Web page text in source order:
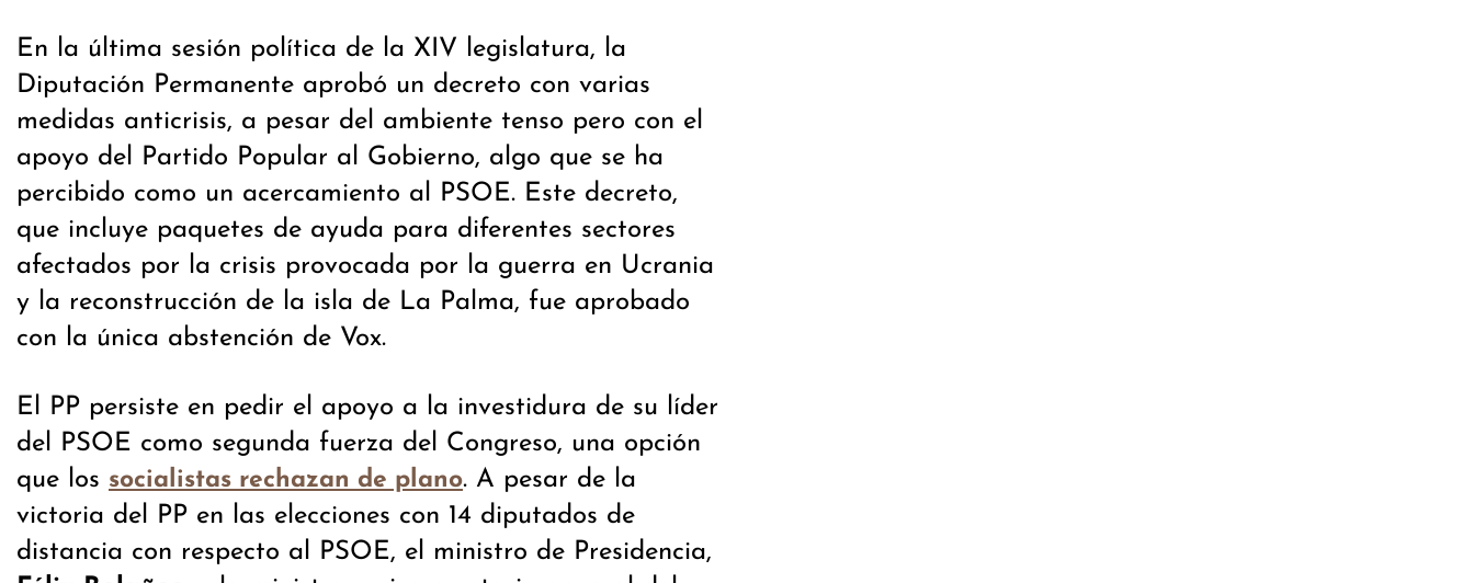
En la última sesión política de la XIV legislatura, la
Diputación Permanente aprobó un decreto con varias
medidas anticrisis, a pesar del ambiente tenso pero con el
apoyo del Partido Popular al Gobierno, algo que se ha
percibido como un acercamiento al PSOE. Este decreto,
que incluye paquetes de ayuda para diferentes sectores
afectados por la crisis provocada por la guerra en Ucrania
y la reconstrucción de la isla de La Palma, fue aprobado
con la única abstención de Vox.
El PP persiste en pedir el apoyo a la investidura de su líder
del PSOE como segunda fuerza del Congreso, una opción
que los socialistas rechazan de plano. A pesar de la
victoria del PP en las elecciones con 14 diputados de
distancia con respecto al PSOE, el ministro de Presidencia,